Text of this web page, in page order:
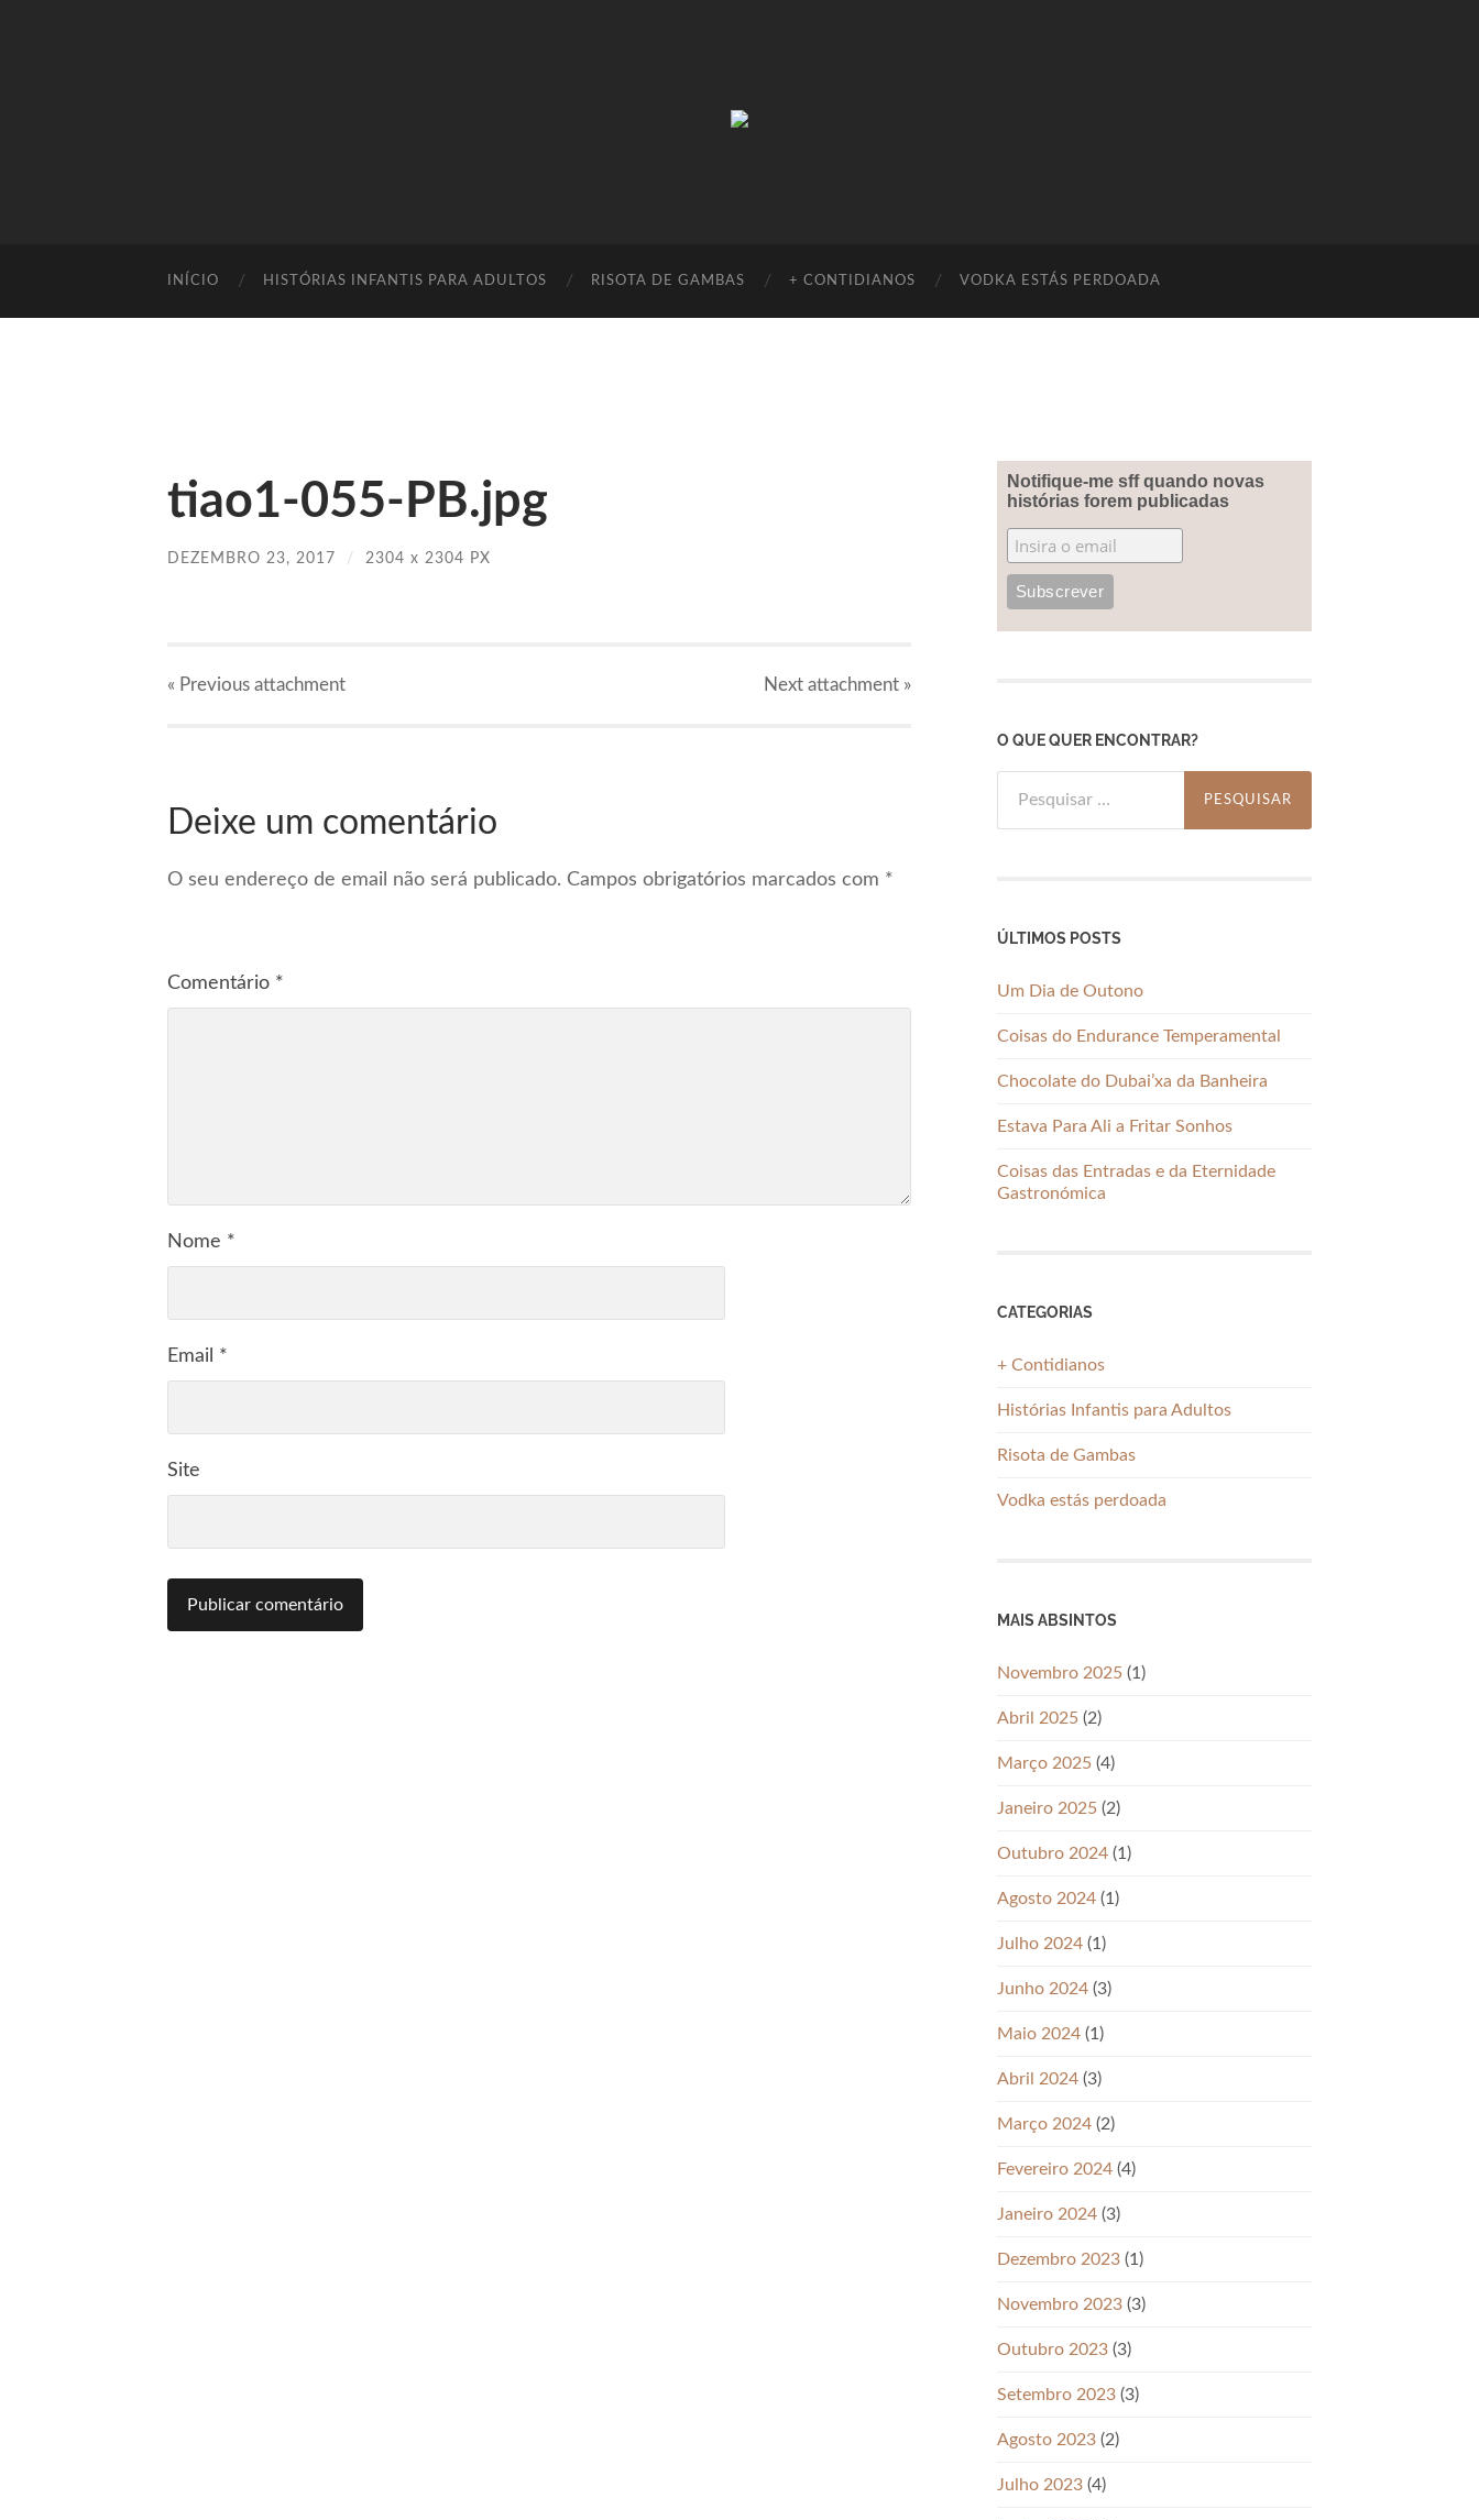
INÍCIO HISTÓRIAS INFANTIS PARA ADULTOS RISOTA DE GAMBAS + CONTIDIANOS VODKA ESTÁS PERDOADA
tiao1-055-PB.jpg
DEZEMBRO 23, 2017 / 2304 x 2304 PX
« Previous attachment Next attachment »
Deixe um comentário
O seu endereço de email não será publicado. Campos obrigatórios marcados com *
Comentário *
Nome *
Email *
Site
Notifique-me sff quando novas
histórias forem publicadas
O QUE QUER ENCONTRAR?
por:
ÚLTIMOS POSTS
Um Dia de Outono
Coisas do Endurance Temperamental
Chocolate do Dubai’xa da Banheira
Estava Para Ali a Fritar Sonhos
Coisas das Entradas e da Eternidade
Gastronómica
CATEGORIAS
+ Contidianos
Histórias Infantis para Adultos
Risota de Gambas
Vodka estás perdoada
MAIS ABSINTOS
Novembro 2025 (1)
Abril 2025 (2)
Março 2025 (4)
Janeiro 2025 (2)
Outubro 2024 (1)
Agosto 2024 (1)
Julho 2024 (1)
Junho 2024 (3)
Maio 2024 (1)
Abril 2024 (3)
Março 2024 (2)
Fevereiro 2024 (4)
Janeiro 2024 (3)
Dezembro 2023 (1)
Novembro 2023 (3)
Outubro 2023 (3)
Setembro 2023 (3)
Agosto 2023 (2)
Julho 2023 (4)